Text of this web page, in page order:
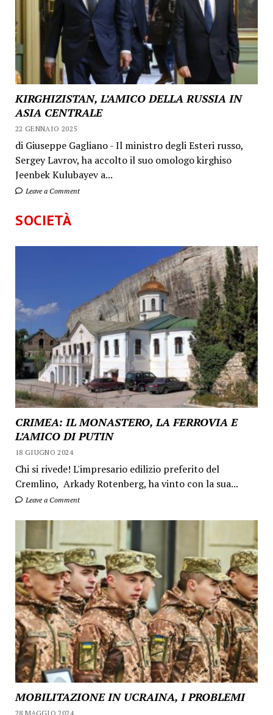
KIRGHIZISTAN, L’AMICO DELLA RUSSIA IN
ASIA CENTRALE
22 GENNAIO 2025
di Giuseppe Gagliano - Il ministro degli Esteri russo,
Sergey Lavrov, ha accolto il suo omologo kirghiso
Jeenbek Kulubayev a...
Leave a Comment
SOCIETÀ
CRIMEA: IL MONASTERO, LA FERROVIA E
L’AMICO DI PUTIN
18 GIUGNO 2024
Chi si rivede! L'impresario edilizio preferito del
Cremlino, Arkady Rotenberg, ha vinto con la sua...
Leave a Comment
MOBILITAZIONE IN UCRAINA, I PROBLEMI
28 MAGGIO 2024